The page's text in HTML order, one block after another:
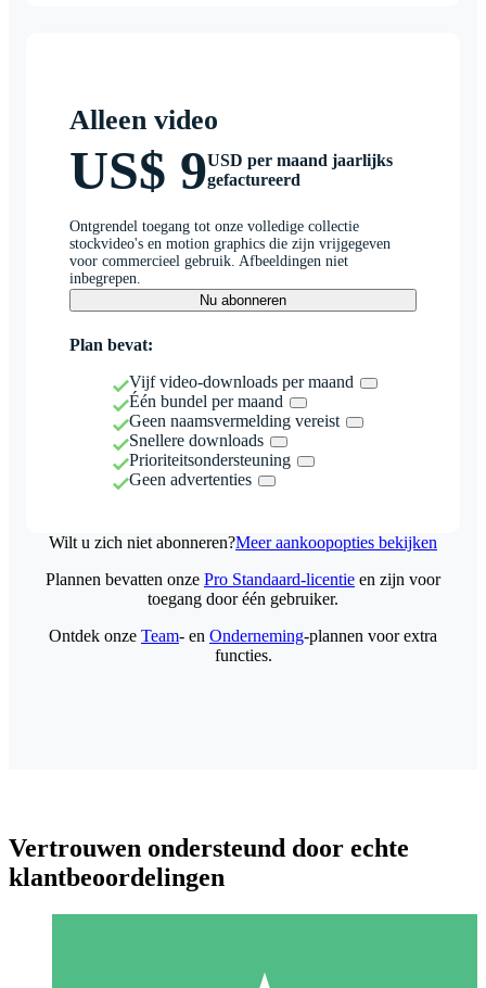
Alleen video
US$ 9USD per maand jaarlijks
gefactureerd
Ontgrendel toegang tot onze volledige collectie
stockvideo's en motion graphics die zijn vrijgegeven
voor commercieel gebruik. Afbeeldingen niet
inbegrepen.
Nu abonneren
Plan bevat:
Vijf video-downloads per maand
Één bundel per maand
Geen naamsvermelding vereist
Snellere downloads
Prioriteitsondersteuning
Geen advertenties
Wilt u zich niet abonneren?Meer aankoopopties bekijken
Plannen bevatten onze Pro Standaard-licentie en zijn voor
toegang door één gebruiker.
Ontdek onze Team- en Onderneming-plannen voor extra
functies.
Vertrouwen ondersteund door echte
klantbeoordelingen